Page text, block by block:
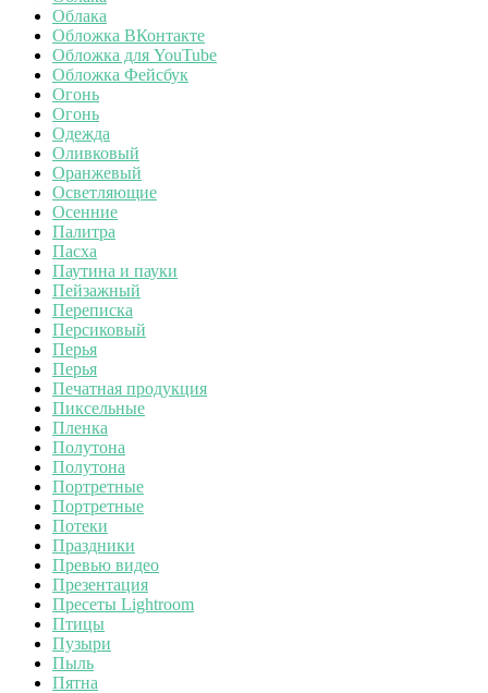
Облака
Обложка ВКонтакте
Обложка для YouTube
Обложка Фейсбук
Огонь
Огонь
Одежда
Оливковый
Оранжевый
Осветляющие
Осенние
Палитра
Пасха
Паутина и пауки
Пейзажный
Переписка
Персиковый
Перья
Перья
Печатная продукция
Пиксельные
Пленка
Полутона
Полутона
Портретные
Портретные
Потеки
Праздники
Превью видео
Презентация
Пресеты Lightroom
Птицы
Пузыри
Пыль
Пятна